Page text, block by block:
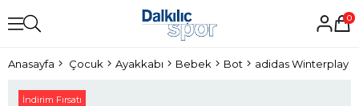
0
Anasayfa Çocuk Ayakkabı Bebek Bot adidas Winterplay
İndirim Fırsatı